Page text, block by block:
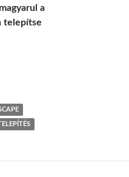
a
telepítse